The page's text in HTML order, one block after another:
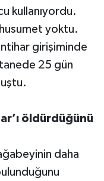
kullanıyordu.
yoktu.
girişiminde
25 gün
öldürdüğünü
daha